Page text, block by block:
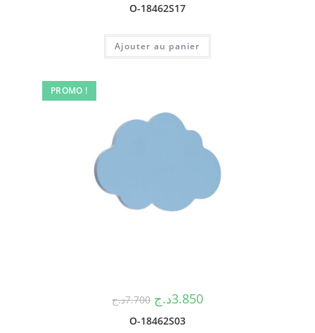
O-18462S17
Ajouter au panier
PROMO !
7.700د.ج 3.850د.ج
O-18462S03